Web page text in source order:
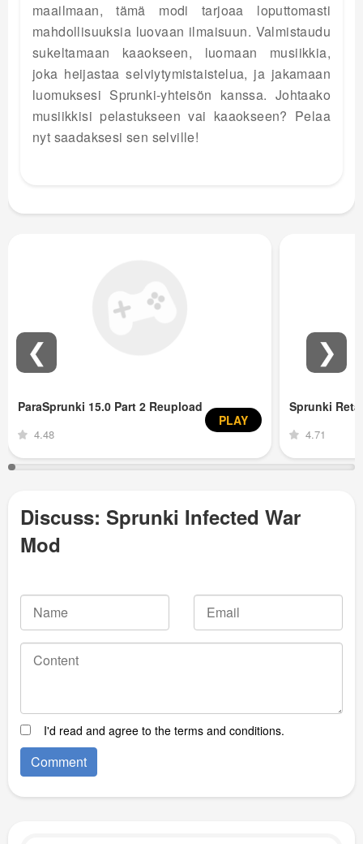
maailmaan, tämä modi tarjoaa loputtomasti
mahdollisuuksia luovaan ilmaisuun. Valmistaudu
sukeltamaan kaaokseen, luomaan musiikkia,
joka heijastaa selviytymistaistelua, ja jakamaan
luomuksesi Sprunki-yhteisön kanssa. Johtaako
musiikkisi pelastukseen vai kaaokseen? Pelaa
nyt saadaksesi sen selville!
ParaSprunki 15.0 Part 2 Reupload
4.48
PLAY
Sprunki
4.71
❮ ❯
Discuss: Sprunki Infected War
Mod
I'd read and agree to the terms and conditions.